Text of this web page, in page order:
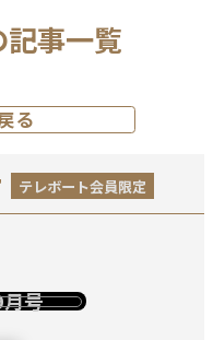
事一覧
る
テレボート会員限定
号